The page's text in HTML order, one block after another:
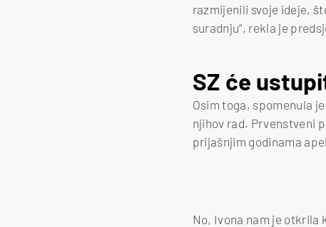
razmijenili svoje ideje,
suradnju“, rekla je
SZ će
Osim toga, spomenula
njihov rad. Prvenstveni
prijašnjim godinama
Ivona Josipović,
No, Ivona nam je otkrila